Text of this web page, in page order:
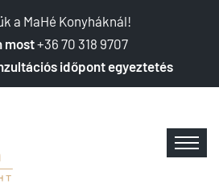
a MaHé Konyháknál!
most+36 70 318 9707
időpont egyeztetés